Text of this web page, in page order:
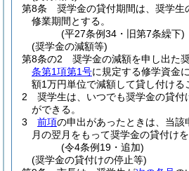
第8条
奨学金の貸付期間は、奨学
修業期間とする。
(平27条例34・旧第7条繰下)
(奨学金の減額等)
第8条の2
奨学金の減額を申し出た
条第1項第1号に規定する修学資金
額1万円単位で減額して貸し付ける
2
奨学生は、いつでも奨学金の貸付
ができる。
3
前項の申出があったときは、当該
月の翌月をもって奨学金の貸付けを
(令4条例19・追加)
(奨学金の貸付けの停止等)